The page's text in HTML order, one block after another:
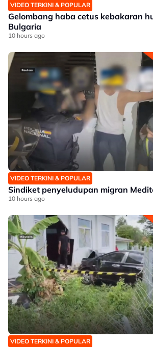
VIDEO TERKINI & POPULAR
Gelombang haba cetus kebakaran
Bulgaria
10 hours ago
VIDEO TERKINI & POPULAR
Sindiket penyeludupan migran
10 hours ago
VIDEO TERKINI & POPULAR